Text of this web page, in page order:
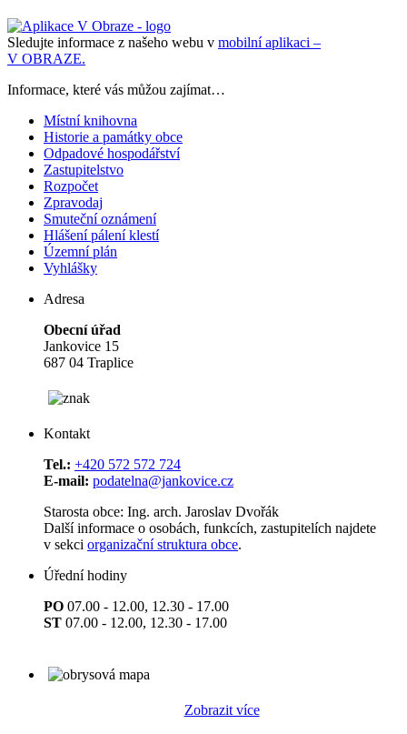
Sledujte informace z našeho webu v mobilní aplikaci –
V OBRAZE.
Informace, které vás můžou zajímat…
Místní knihovna
Historie a památky obce
Odpadové hospodářství
Zastupitelstvo
Rozpočet
Zpravodaj
Smuteční oznámení
Hlášení pálení klestí
Územní plán
Vyhlášky
Adresa
Obecní úřad
Jankovice 15
687 04 Traplice
Kontakt
Tel.: +420 572 572 724
E-mail: podatelna@jankovice.cz
Starosta obce: Ing. arch. Jaroslav Dvořák
Další informace o osobách, funkcích, zastupitelích najdete
v sekci organizační struktura obce.
Úřední hodiny
PO 07.00 - 12.00, 12.30 - 17.00
ST 07.00 - 12.00, 12.30 - 17.00
Zobrazit více